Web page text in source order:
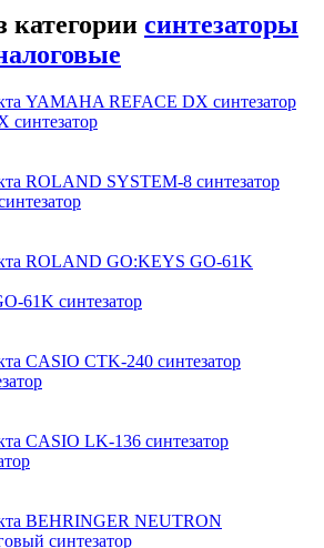
синтезаторы
61K синтезатор